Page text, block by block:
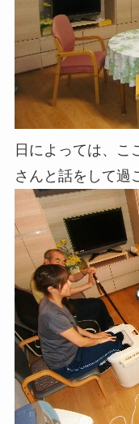
日によっては、こ
さんと話をして過